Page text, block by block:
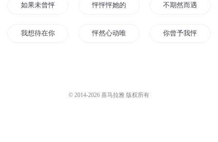
如果未曾怦然心动 怦怦怦她的心跳 不期然而遇
我想待在你的怦怦里边 怦然心动唯有你 你曾予我怦然心动
© 2014-2026 喜马拉雅 版权所有